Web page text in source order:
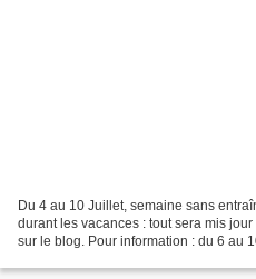
Du 4 au 10 Juillet, semaine sans
durant les vacances : tout sera mis
sur le blog. Pour information : du 6 au